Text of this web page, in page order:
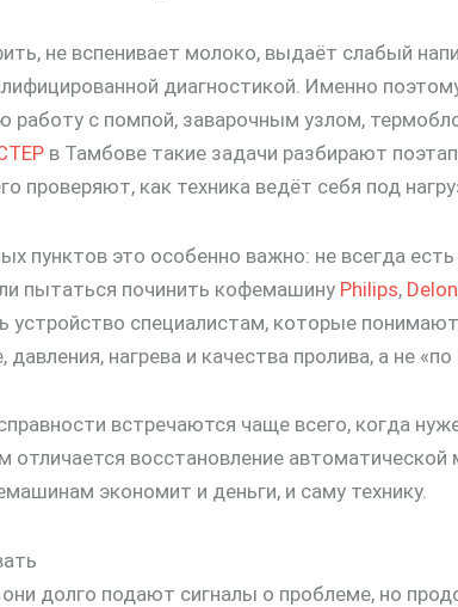
не вспенивает молоко, выдаёт слабый
диагностикой. Именно
с помпой, заварочным узлом,
в Тамбове такие задачи разбирают
проверяют, как техника ведёт себя под
пунктов это особенно важно: не всегда
пытаться починить кофемашину Philips,
устройство специалистам, которые
нагрева и качества пролива, а не
встречаются чаще всего, когда
отличается восстановление
экономит и деньги, и саму технику.
долго подают сигналы о проблеме, но